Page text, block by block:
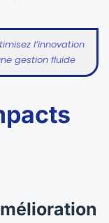
l’innovation
gestion fluide